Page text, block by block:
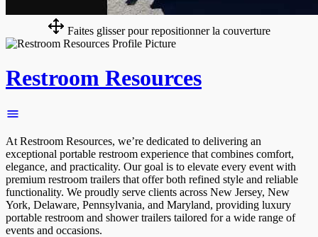
Faites glisser pour repositionner la couverture
Restroom Resources
At Restroom Resources, we’re dedicated to delivering an
exceptional portable restroom experience that combines comfort,
elegance, and practicality. Our goal is to elevate every event with
premium restroom trailers that offer both refined style and reliable
functionality. We proudly serve clients across New Jersey, New
York, Delaware, Pennsylvania, and Maryland, providing luxury
portable restroom and shower trailers tailored for a wide range of
events and occasions.